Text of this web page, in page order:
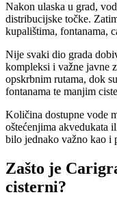
Nakon ulaska u grad,
distribucijske točke.
kupalištima, fontanama,
Nije svaki dio grada
kompleksi i važne javne
opskrbnim rutama, dok
fontanama te manjim
Količina dostupne vode
oštećenjima akvedukata
bilo jednako važno kao i
Zašto je
cisterni?